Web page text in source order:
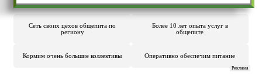
Сеть своих цехов общепита по
региону
Более 10 лет опыта услуг в
общепите
Кормим очень большие коллективы Оперативно обеспечим питание
Реклама